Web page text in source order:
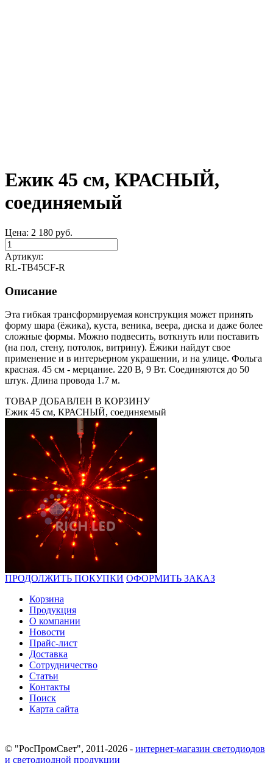
Ежик 45 см, КРАСНЫЙ,
соединяемый
Цена: 2 180 руб.
Артикул:
RL-TB45CF-R
Описание
Эта гибкая трансформируемая конструкция может принять
форму шара (ёжика), куста, веника, веера, диска и даже более
сложные формы. Можно подвесить, воткнуть или поставить
(на пол, стену, потолок, витрину). Ёжики найдут свое
применение и в интерьерном украшении, и на улице. Фольга
красная. 45 см - мерцание. 220 В, 9 Вт. Соединяются до 50
штук. Длина провода 1.7 м.
ТОВАР ДОБАВЛЕН В КОРЗИНУ
Ежик 45 см, КРАСНЫЙ, соединяемый
ПРОДОЛЖИТЬ ПОКУПКИ ОФОРМИТЬ ЗАКАЗ
Корзина
Продукция
О компании
Новости
Прайс-лист
Доставка
Сотрудничество
Статьи
Контакты
Поиск
Карта сайта
© "РосПромСвет", 2011-2026 - интернет-магазин светодиодов
и светодиодной продукции